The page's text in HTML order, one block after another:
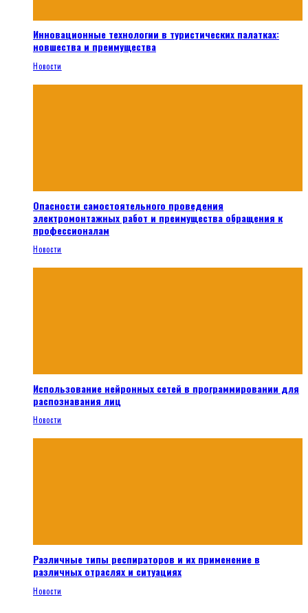
Инновационные технологии в туристических палатках:
новшества и преимущества
Новости
Опасности самостоятельного проведения
электромонтажных работ и преимущества обращения к
профессионалам
Новости
Использование нейронных сетей в программировании для
распознавания лиц
Новости
Различные типы респираторов и их применение в
различных отраслях и ситуациях
Новости